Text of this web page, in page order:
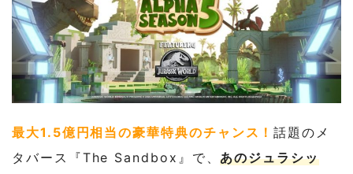
最大1.5億円相当の豪華特典のチャンス！話題のメ
タバース『The Sandbox』で、あのジュラシッ